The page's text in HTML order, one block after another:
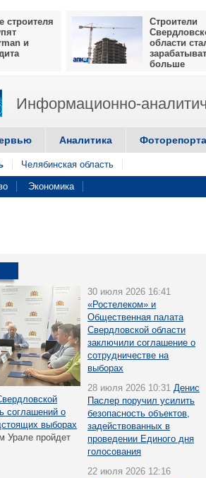
строителя
и
Строители
области
больше
Информационно-
Аналитика
Челябинская область
Экономика
соглашений о
выборах
Урале пройдет
30 июля 2026 16:41
«Ростелеком» и
Общественная палата
Свердловской области
заключили соглашение о
сотрудничестве на
выборах
28 июля 2026 10:31 Денис
Паслер поручил усилить
безопасность объектов,
задействованных в
проведении Единого дня
голосования
22 июля 2026 12:16